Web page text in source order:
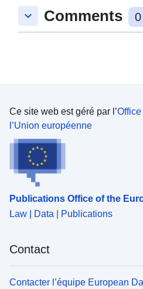
keyboard_arrow_down Comments 0
Ce site web est géré par l’
l’Union européenne
Publications Office of the
Law | Data | Publications
Contact
Contacter l’équipe European